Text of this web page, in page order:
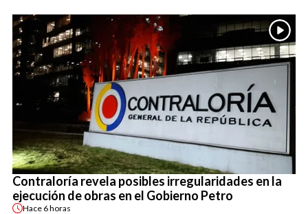
Contraloría revela posibles irregularidades en la
ejecución de obras en el Gobierno Petro
Hace 6 horas